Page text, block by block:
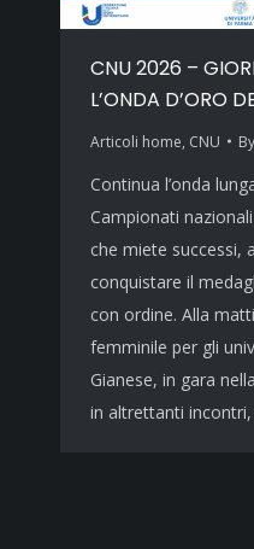
CNU 2026 –
L’ONDA D’ORO
Articoli home, CNU By
Continua l’onda
Campionati
che miete successi,
conquistare il
con ordine. Alla
femminile per gli
Gianese, in gara
in altrettanti